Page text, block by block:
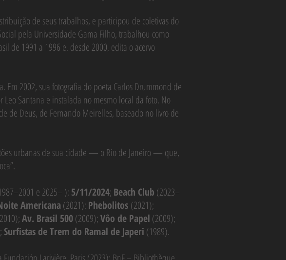
de seus trabalhos, e participou de coletivas do
pela Universidade Gama Filho, trabalhou como
de 1991 a 1996 e, desde 2000, edita o acervo
Em 2002, sua fotografia do poeta Carlos Drummond de
Santana e instalada no mesmo local da foto. No
de Deus, de Fernando Meirelles, baseado no livro de
urbanas de sua cidade — o Rio de Janeiro — que,
e 2025– ); 5/11/2024; Beach Club (2023–
Americana (2021); Phebolitos (2021);
Av. Brasil 500(2009);Vôo de Papel (2009);
Surfistas de Trem do Ramal de Japeri (1989).